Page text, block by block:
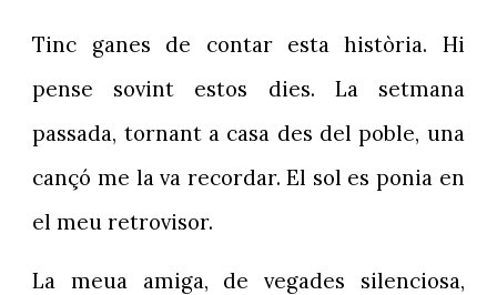
Tinc ganes de contar esta història. Hi
pense sovint estos dies. La setmana
passada, tornant a casa des del poble, una
cançó me la va recordar. El sol es ponia en
el meu retrovisor.
La meua amiga, de vegades silenciosa,